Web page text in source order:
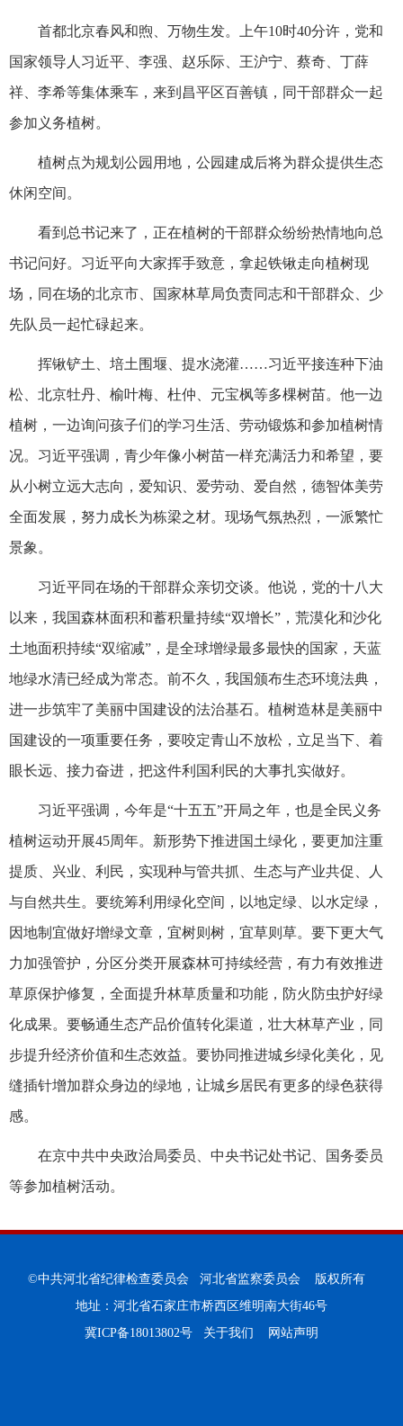
首都北京春风和煦、万物生发。上午10时40分许，党和
国家领导人习近平、李强、赵乐际、王沪宁、蔡奇、丁薛
祥、李希等集体乘车，来到昌平区百善镇，同干部群众一起
参加义务植树。
植树点为规划公园用地，公园建成后将为群众提供生态
休闲空间。
看到总书记来了，正在植树的干部群众纷纷热情地向总
书记问好。习近平向大家挥手致意，拿起铁锹走向植树现
场，同在场的北京市、国家林草局负责同志和干部群众、少
先队员一起忙碌起来。
挥锹铲土、培土围堰、提水浇灌……习近平接连种下油
松、北京牡丹、榆叶梅、杜仲、元宝枫等多棵树苗。他一边
植树，一边询问孩子们的学习生活、劳动锻炼和参加植树情
况。习近平强调，青少年像小树苗一样充满活力和希望，要
从小树立远大志向，爱知识、爱劳动、爱自然，德智体美劳
全面发展，努力成长为栋梁之材。现场气氛热烈，一派繁忙
景象。
习近平同在场的干部群众亲切交谈。他说，党的十八大
以来，我国森林面积和蓄积量持续“双增长”，荒漠化和沙化
土地面积持续“双缩减”，是全球增绿最多最快的国家，天蓝
地绿水清已经成为常态。前不久，我国颁布生态环境法典，
进一步筑牢了美丽中国建设的法治基石。植树造林是美丽中
国建设的一项重要任务，要咬定青山不放松，立足当下、着
眼长远、接力奋进，把这件利国利民的大事扎实做好。
习近平强调，今年是“十五五”开局之年，也是全民义务
植树运动开展45周年。新形势下推进国土绿化，要更加注重
提质、兴业、利民，实现种与管共抓、生态与产业共促、人
与自然共生。要统筹利用绿化空间，以地定绿、以水定绿，
因地制宜做好增绿文章，宜树则树，宜草则草。要下更大气
力加强管护，分区分类开展森林可持续经营，有力有效推进
草原保护修复，全面提升林草质量和功能，防火防虫护好绿
化成果。要畅通生态产品价值转化渠道，壮大林草产业，同
步提升经济价值和生态效益。要协同推进城乡绿化美化，见
缝插针增加群众身边的绿地，让城乡居民有更多的绿色获得
感。
在京中共中央政治局委员、中央书记处书记、国务委员
等参加植树活动。
©中共河北省纪律检查委员会 河北省监察委员会 版权所有
地址：河北省石家庄市桥西区维明南大街46号
冀ICP备18013802号
关于我们 网站声明